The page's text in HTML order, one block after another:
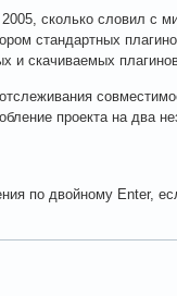
сколько словил с
стандартных
скачиваемых
проекта на два
по двойному Enter,